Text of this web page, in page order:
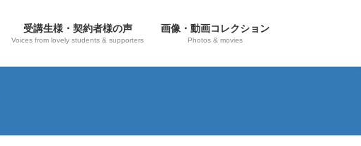
受講生様・契約者様の声
Voices from lovely students & supporters
画像・動画コレクション
Photos & movies